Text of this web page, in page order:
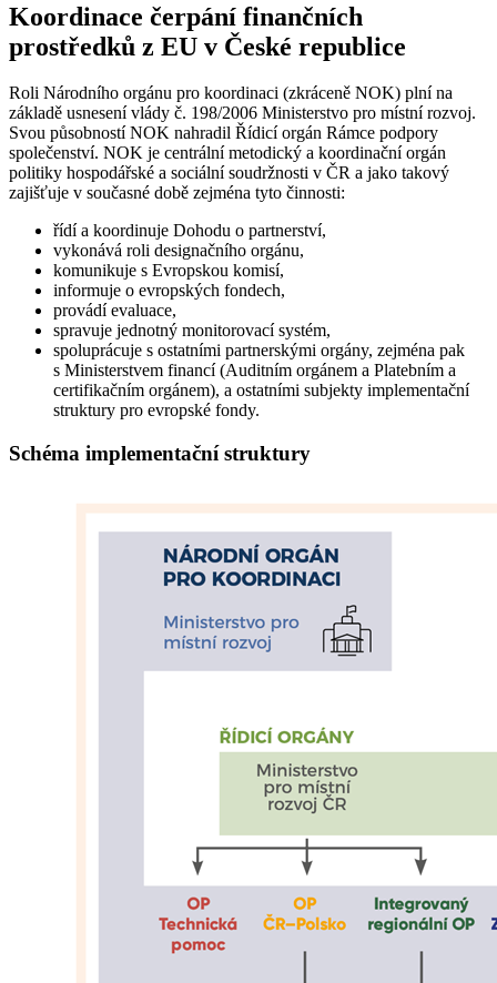
Koordinace čerpání finančních
prostředků z EU v České republice
Roli Národního orgánu pro koordinaci (zkráceně NOK) plní na
základě usnesení vlády č. 198/2006 Ministerstvo pro místní rozvoj.
Svou působností NOK nahradil Řídicí orgán Rámce podpory
společenství. NOK je centrální metodický a koordinační orgán
politiky hospodářské a sociální soudržnosti v ČR a jako takový
zajišťuje v současné době zejména tyto činnosti:
řídí a koordinuje Dohodu o partnerství,
vykonává roli designačního orgánu,
komunikuje s Evropskou komisí,
informuje o evropských fondech,
provádí evaluace,
spravuje jednotný monitorovací systém,
spoluprácuje s ostatními partnerskými orgány, zejména pak
s Ministerstvem financí (Auditním orgánem a Platebním a
certifikačním orgánem), a ostatními subjekty implementační
struktury pro evropské fondy.
Schéma implementační struktury